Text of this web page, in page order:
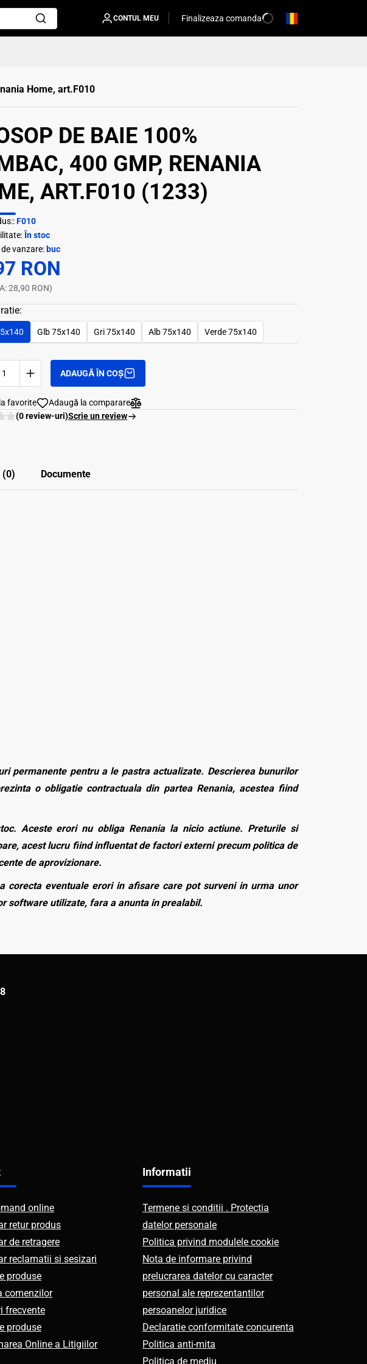
CONTUL MEU Finalizeaza comanda
Home, art.F010
DE BAIE 100%
400 GMP, RENANIA
ART.F010 (1233)
F010
În stoc
vanzare: buc
RON
28,90 RON)
Glb 75x140 Gri 75x140 Alb 75x140 Verde 75x140
ADAUGĂ ÎN COȘ
favorite
Adaugă la comparare
(0 review-uri)Scrie un review
(0) Documente
permanente pentru a le pastra actualizate. Descrierea bunurilor
o obligatie contractuala din partea Renania, acestea fiind
Aceste erori nu obliga Renania la nicio actiune. Preturile si
acest lucru fiind influentat de factori externi precum politica de
de aprovizionare.
corecta eventuale erori in afisare care pot surveni in urma unor
software utilizate, fara a anunta in prealabil.
online
retur produs
de retragere
reclamatii si sesizari
produse
comenzilor
frecvente
produse
Online a Litigiilor
Informatii
Termene si conditii . Protectia
datelor personale
Politica privind modulele cookie
Nota de informare privind
prelucrarea datelor cu caracter
personal ale reprezentantilor
persoanelor juridice
Declaratie conformitate concurenta
Politica anti-mita
Politica de mediu